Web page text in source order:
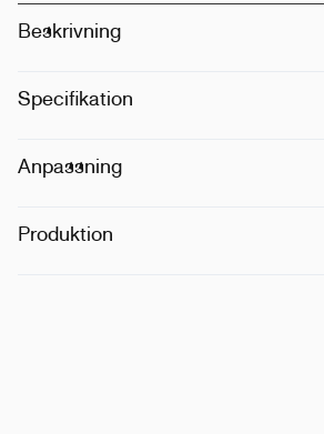
Beskrivning
Specifikation
Material:100% återvunnet polyester
Vikt:725g
Anpassning
Tekniker:Tryck, broderi
Produktion